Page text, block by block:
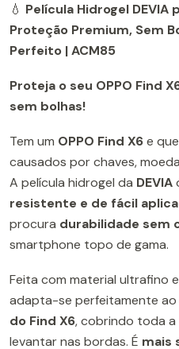
💧 Película Hidrogel DEVIA
Proteção Premium, Sem
Perfeito | ACM85
Proteja o seu OPPO Find
sem bolhas!
Tem um OPPO Find X6e
causados por chaves,
A película hidrogel da DEVIA
resistente e de fácil
procura durabilidade sem
smartphone topo de gama.
Feita com material ultrafino
adapta-se perfeitamente ao
do Find X6, cobrindo toda a
levantar nas bordas. É mais